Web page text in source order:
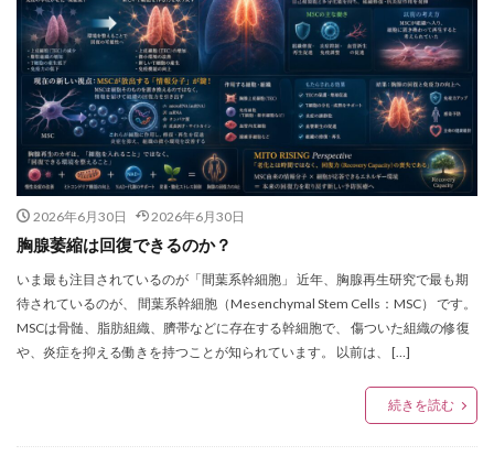
2026年6月30日 2026年6月30日
胸腺萎縮は回復できるのか？
いま最も注目されているのが「間葉系幹細胞」 近年、胸腺再生研究で最も期
待されているのが、 間葉系幹細胞（Mesenchymal Stem Cells：MSC） です。
MSCは骨髄、脂肪組織、臍帯などに存在する幹細胞で、 傷ついた組織の修復
や、炎症を抑える働きを持つことが知られています。 以前は、 […]
続きを読む